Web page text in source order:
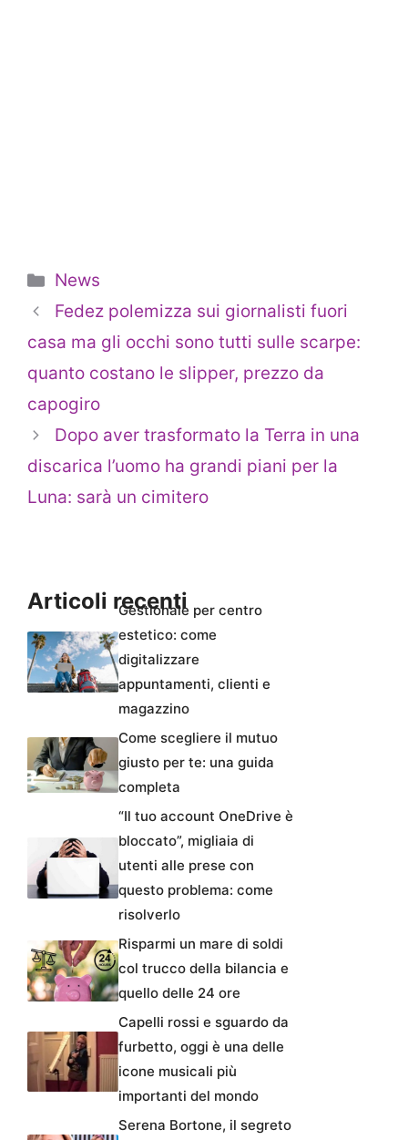
Categorie
News
Fedez polemizza sui giornalisti fuori
casa ma gli occhi sono tutti sulle scarpe:
quanto costano le slipper, prezzo da
capogiro
Dopo aver trasformato la Terra in una
discarica l’uomo ha grandi piani per la
Luna: sarà un cimitero
Articoli recentiGestionale per centro
estetico: come
digitalizzare
appuntamenti, clienti e
magazzino
Come scegliere il mutuo
giusto per te: una guida
completa
“Il tuo account OneDrive è
bloccato”, migliaia di
utenti alle prese con
questo problema: come
risolverlo
Risparmi un mare di soldi
col trucco della bilancia e
quello delle 24 ore
Capelli rossi e sguardo da
furbetto, oggi è una delle
icone musicali più
importanti del mondo
Serena Bortone, il segreto